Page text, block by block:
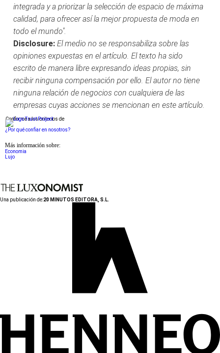
integrada y a priorizar la selección de espacio de máxima
calidad, para ofrecer así la mejor propuesta de moda en
todo el mundo".
Disclosure: El medio no se responsabiliza sobre las
opiniones expuestas en el artículo. El texto ha sido
escrito de manera libre expresando ideas propias, sin
recibir ninguna compensación por ello. El autor no tiene
ninguna relación de negocios con cualquiera de las
empresas cuyas acciones se mencionan en este artículo.
Conforme a los criterios de
¿Por qué confiar en nosotros?
Más información sobre:
Economia
Lujo
Una publicación de:20 MINUTOS EDITORA, S.L.